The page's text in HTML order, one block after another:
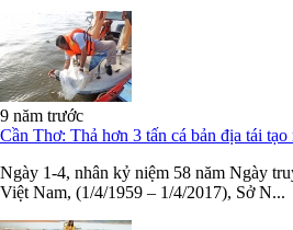
9 năm trước
Cần Thơ: Thả hơn 3 tấn cá bản địa tái
Ngày 1-4, nhân kỷ niệm 58 năm Ngày
Việt Nam, (1/4/1959 – 1/4/2017), Sở N...